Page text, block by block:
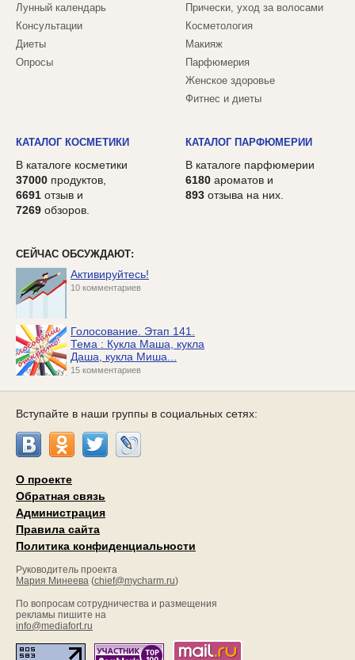
Лунный календарь
Консультации
Диеты
Опросы
Прически, уход за волосами
Косметология
Макияж
Парфюмерия
Женское здоровье
Фитнес и диеты
КАТАЛОГ КОСМЕТИКИ
В каталоге косметики
37000 продуктов,
6691 отзыв и
7269 обзоров.
КАТАЛОГ ПАРФЮМЕРИИ
В каталоге парфюмерии
6180 ароматов и
893 отзыва на них.
СЕЙЧАС ОБСУЖДАЮТ:
Активируйтесь!
10 комментариев
Голосование. Этап 141.
Тема : Кукла Маша, кукла
Даша, кукла Миша...
15 комментариев
Вступайте в наши группы в социальных сетях:
О проекте
Обратная связь
Администрация
Правила сайта
Политика конфиденциальности
Руководитель проекта
Мария Минеева (chief@mycharm.ru)
По вопросам сотрудничества и размещения
рекламы пишите на
info@mediafort.ru